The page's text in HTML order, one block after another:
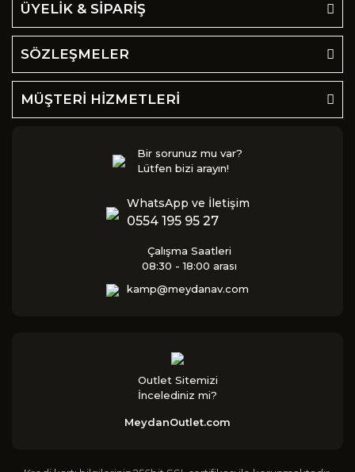
ÜYELİK & SİPARİŞ
SÖZLEŞMELER
MÜŞTERİ HİZMETLERİ
Bir sorunuz mu var?
Lütfen bizi arayın!
WhatsApp ve İletişim
0554 195 95 27
Çalışma Saatleri
08:30 - 18:00 arası
kamp@meydanav.com
Outlet Sitemizi
İncelediniz mi?
MeydanOutlet.com